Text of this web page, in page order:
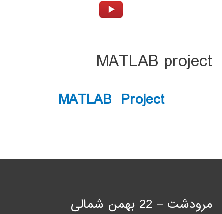
MATLAB project
MATLAB Project
مرودشت – 22 بهمن شمالی